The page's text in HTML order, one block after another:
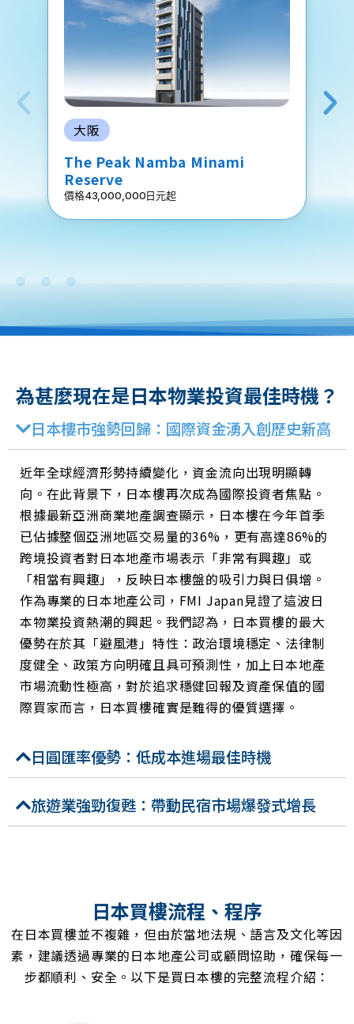
大阪
The Peak Namba Minami
Reserve
價格43,000,000日元起
為甚麼現在是日本物業投資最佳時機？
日本樓市強勢回歸：國際資金湧入創歷史新高
近年全球經濟形勢持續變化，資金流向出現明顯轉
向。在此背景下，日本樓再次成為國際投資者焦點。
根據最新亞洲商業地產調查顯示，日本樓在今年首季
已佔據整個亞洲地區交易量的36%，更有高達86%的
跨境投資者對日本地產市場表示「非常有興趣」或
「相當有興趣」，反映日本樓盤的吸引力與日俱增。
作為專業的日本地產公司，FMI Japan見證了這波日
本物業投資熱潮的興起。我們認為，日本買樓的最大
優勢在於其「避風港」特性：政治環境穩定、法律制
度健全、政策方向明確且具可預測性，加上日本地產
市場流動性極高，對於追求穩健回報及資產保值的國
際買家而言，日本買樓確實是難得的優質選擇。
日圓匯率優勢：低成本進場最佳時機
旅遊業強勁復甦：帶動民宿市場爆發式增長
日本買樓流程、程序
在日本買樓並不複雜，但由於當地法規、語言及文化等因
素，建議透過專業的日本地產公司或顧問協助，確保每一
步都順利、安全。以下是買日本樓的完整流程介紹：